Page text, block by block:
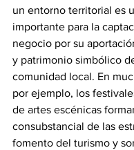
un entorno territorial es
importante para la
negocio por su
y patrimonio simbólico
comunidad local. En
por ejemplo, los
de artes escénicas
consubstancial de las
fomento del turismo y